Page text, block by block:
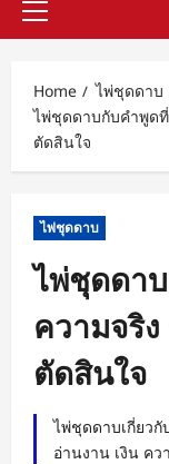
Primary
Home
ไพ่ชุดดาบ
ไพ่ชุดดาบกับคำพูด
ตัดสินใจ
ไพ่ชุดดาบ
ไพ่ชุดดา
ความจริ
ตัดสินใจ
ไพ่ชุดดาบเกี่ยว
อ่านงาน เงิน คว